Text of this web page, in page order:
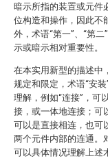
暗示所指的装置或元件
位构造和操作，因此不
外，术语“第一”、“第
示或暗示相对重要性。
在本实用新型的描述中
规定和限定，术语“安装
理解，例如“连接”，可
接，或一体地连接；可
可以是直接相连，也可
两个元件内部的连通。
可以具体情况理解上述